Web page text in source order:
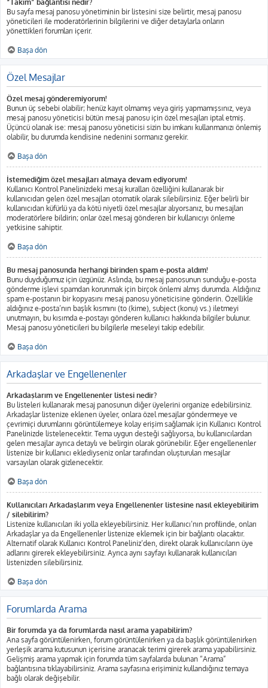
“Takım” bağlantısı nedir?
Bu sayfa mesaj panosu yönetiminin bir listesini size belirtir, mesaj panosu
yöneticileri ile moderatörlerinin bilgilerini ve diğer detaylarla onların
yönettikleri forumları içerir.
Başa dön
Özel Mesajlar
Özel mesaj gönderemiyorum!
Bunun üç sebebi olabilir; henüz kayıt olmamış veya giriş yapmamışsınız, veya
mesaj panosu yöneticisi bütün mesaj panosu için özel mesajları iptal etmiş.
Üçüncü olanak ise: mesaj panosu yöneticisi sizin bu imkanı kullanmanızı önlemiş
olabilir, bu durumda kendisine nedenini sormanız gerekir.
Başa dön
İstemediğim özel mesajları almaya devam ediyorum!
Kullanıcı Kontrol Panelinizdeki mesaj kuralları özelliğini kullanarak bir
kullanıcıdan gelen özel mesajları otomatik olarak silebilirsiniz. Eğer belirli bir
kullanıcıdan küfürlü ya da kötü niyetli özel mesajlar alıyorsanız, bu mesajları
moderatörlere bildirin; onlar özel mesaj gönderen bir kullanıcıyı önleme
yetkisine sahiptir.
Başa dön
Bu mesaj panosunda herhangi birinden spam e-posta aldım!
Bunu duyduğumuz için üzgünüz. Aslında, bu mesaj panosunun sunduğu e-posta
gönderme işlevi spamdan korunmak için birçok önlemi almış durumda. Aldığınız
spam e-postanın bir kopyasını mesaj panosu yöneticisine gönderin. Özellikle
aldığınız e-posta’nın başlık kısmını (to (kime), subject (konu) vs.) iletmeyi
unutmayın, bu kısımda e-postayı gönderen kullanıcı hakkında bilgiler bulunur.
Mesaj panosu yöneticileri bu bilgilerle meseleyi takip edebilir.
Başa dön
Arkadaşlar ve Engellenenler
Arkadaşlarım ve Engellenenler listesi nedir?
Bu listeleri kullanarak mesaj panosunun diğer üyelerini organize edebilirsiniz.
Arkadaşlar listenize eklenen üyeler, onlara özel mesajlar göndermeye ve
çevrimiçi durumlarını görüntülemeye kolay erişim sağlamak için Kullanıcı Kontrol
Panelinizde listelenecektir. Tema uygun desteği sağlıyorsa, bu kullanıcılardan
gelen mesajlar ayrıca detaylı ve belirgin olarak görünebilir. Eğer engellenenler
listenize bir kullanıcı eklediyseniz onlar tarafından oluşturulan mesajlar
varsayılan olarak gizlenecektir.
Başa dön
Kullanıcıları Arkadaşlarım veya Engellenenler listesine nasıl ekleyebilirim
/ silebilirim?
Listenize kullanıcıları iki yolla ekleyebilirsiniz. Her kullanıcı’nın profilinde, onları
Arkadaşlar ya da Engellenenler listenize eklemek için bir bağlantı olacaktır.
Alternatif olarak Kullanıcı Kontrol Paneliniz’den, direkt olarak kullanıcıların üye
adlarını girerek ekleyebilirsiniz. Ayrıca aynı sayfayı kullanarak kullanıcıları
listenizden silebilirsiniz.
Başa dön
Forumlarda Arama
Bir forumda ya da forumlarda nasıl arama yapabilirim?
Ana sayfa görüntülenirken, forum görüntülenirken ya da başlık görüntülenirken
yerleşik arama kutusunun içerisine aranacak terimi girerek arama yapabilirsiniz.
Gelişmiş arama yapmak için forumda tüm sayfalarda bulunan “Arama”
bağlantısına tıklayabilirsiniz. Arama sayfasına erişiminiz kullandığınız temaya
bağlı olarak değişebilir.